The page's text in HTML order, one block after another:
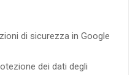
di sicurezza in Google
dei dati degli